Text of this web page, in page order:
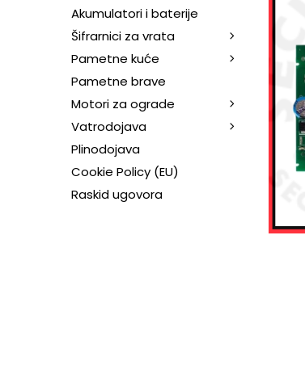
Akumulatori i baterije
Šifrarnici za vrata
Pametne kuće
Pametne brave
Motori za ograde
Vatrodojava
Plinodojava
Cookie Policy (EU)
Raskid ugovora